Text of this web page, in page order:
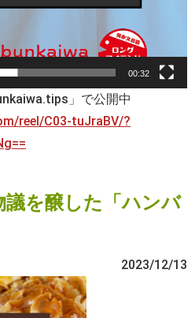
00:32
」で公開中
reel/C03-tuJraBV/?
議を醸した「ハンバ
2023/12/13